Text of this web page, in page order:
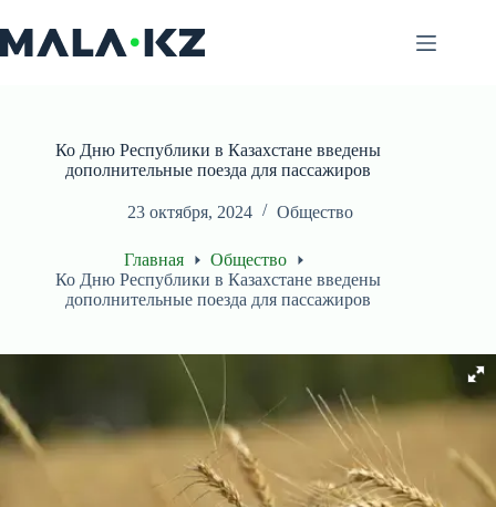
к
сути
Ко Дню Республики в Казахстане введены
дополнительные поезда для пассажиров
23 октября, 2024 Общество
Главная
Общество
Ко Дню Республики в Казахстане введены
дополнительные поезда для пассажиров